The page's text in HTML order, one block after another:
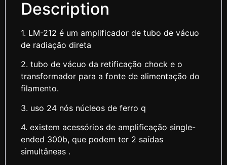
Description
1. LM-212 é um amplificador de tubo de vácuo
de radiação direta
2. tubo de vácuo da retificação chock e o
transformador para a fonte de alimentação do
filamento.
3. uso 24 nós núcleos de ferro q
4. existem acessórios de amplificação single-
ended 300b, que podem ter 2 saídas
simultâneas .